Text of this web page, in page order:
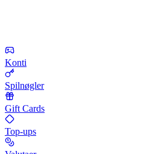
Konti
Spilnøgler
Gift Cards
Top-ups